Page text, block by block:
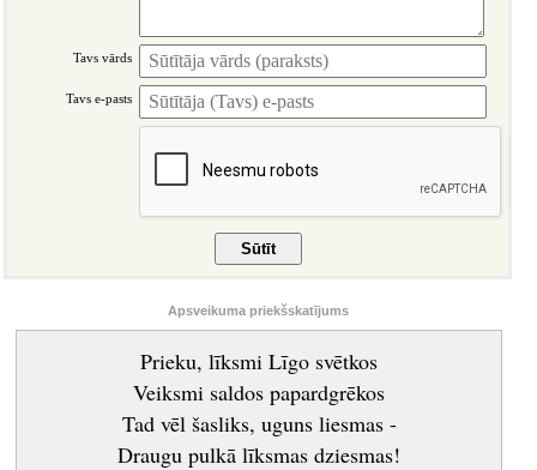
Tavs vārds
Tavs e-pasts
Apsveikuma priekšskatījums
Prieku, līksmi Līgo svētkos
Veiksmi saldos papardgrēkos
Tad vēl šasliks, uguns liesmas -
Draugu pulkā līksmas dziesmas!